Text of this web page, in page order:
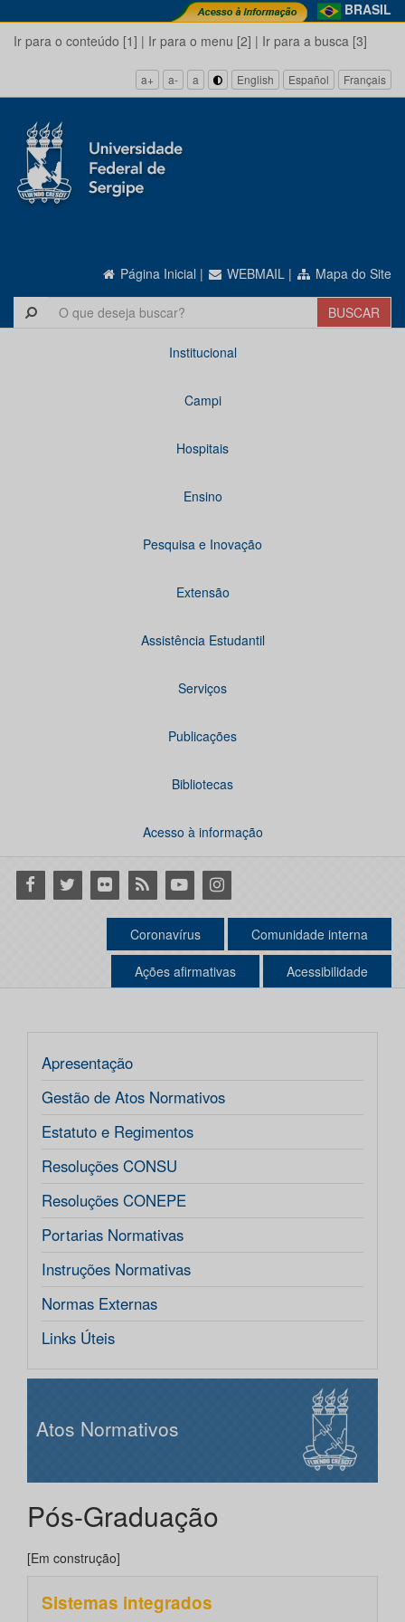
BRASIL
Ir para o conteúdo [1] | Ir para o menu [2] | Ir para a busca [3]
a+ a- a English Español Français
Página Inicial | WEBMAIL | Mapa do Site
Institucional
Campi
Hospitais
Ensino
Pesquisa e Inovação
Extensão
Assistência Estudantil
Serviços
Publicações
Bibliotecas
Acesso à informação
Facebook
Twitter Flickr RSS YoutubeInstagram
Coronavírus Comunidade interna
Ações afirmativas Acessibilidade
Apresentação
Gestão de Atos Normativos
Estatuto e Regimentos
Resoluções CONSU
Resoluções CONEPE
Portarias Normativas
Instruções Normativas
Normas Externas
Links Úteis
Atos Normativos
Pós-Graduação
[Em construção]
Sistemas integrados